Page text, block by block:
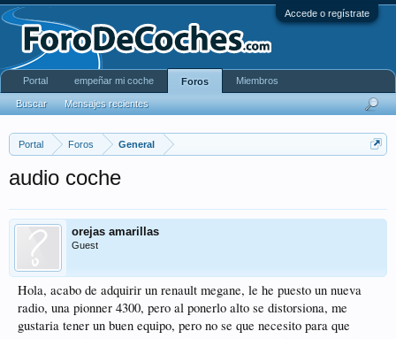
Accede o regístrate
Portal Foros General
audio coche
orejas amarillas
Guest
Hola, acabo de adquirir un renault megane, le he puesto un nueva
radio, una pionner 4300, pero al ponerlo alto se distorsiona, me
gustaria tener un buen equipo, pero no se que necesito para que
Portal empeñar mi coche Foros
Buscar Mensajes recientes
Miembros